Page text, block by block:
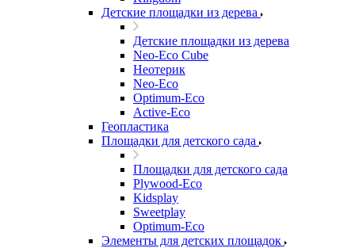
Детские площадки из дерева
Детские площадки из дерева
Neo-Eco Cube
Неотерик
Neo-Eco
Оptimum-Еco
Active-Eco
Геопластика
Площадки для детского сада
Площадки для детского сада
Plywood-Eco
Kidsplay
Sweetplay
Оptimum-Еco
Элементы для детских площадок